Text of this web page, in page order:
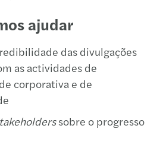
ajudar
das divulgações
as actividades de
corporativa e de
sobre o progresso